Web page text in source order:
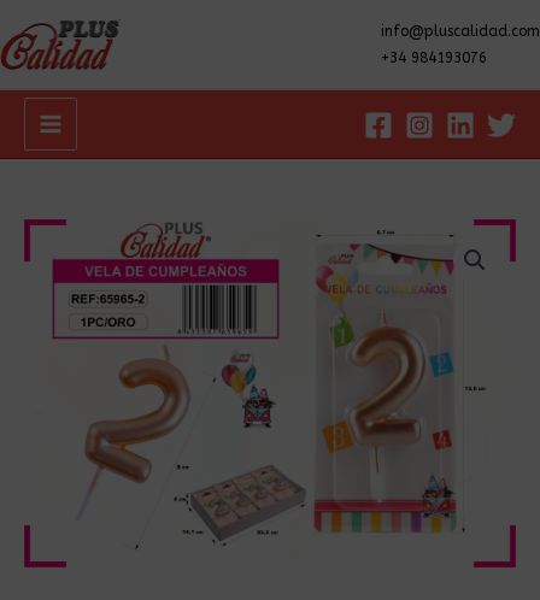
info@pluscalidad.com
+34 984193076
Main